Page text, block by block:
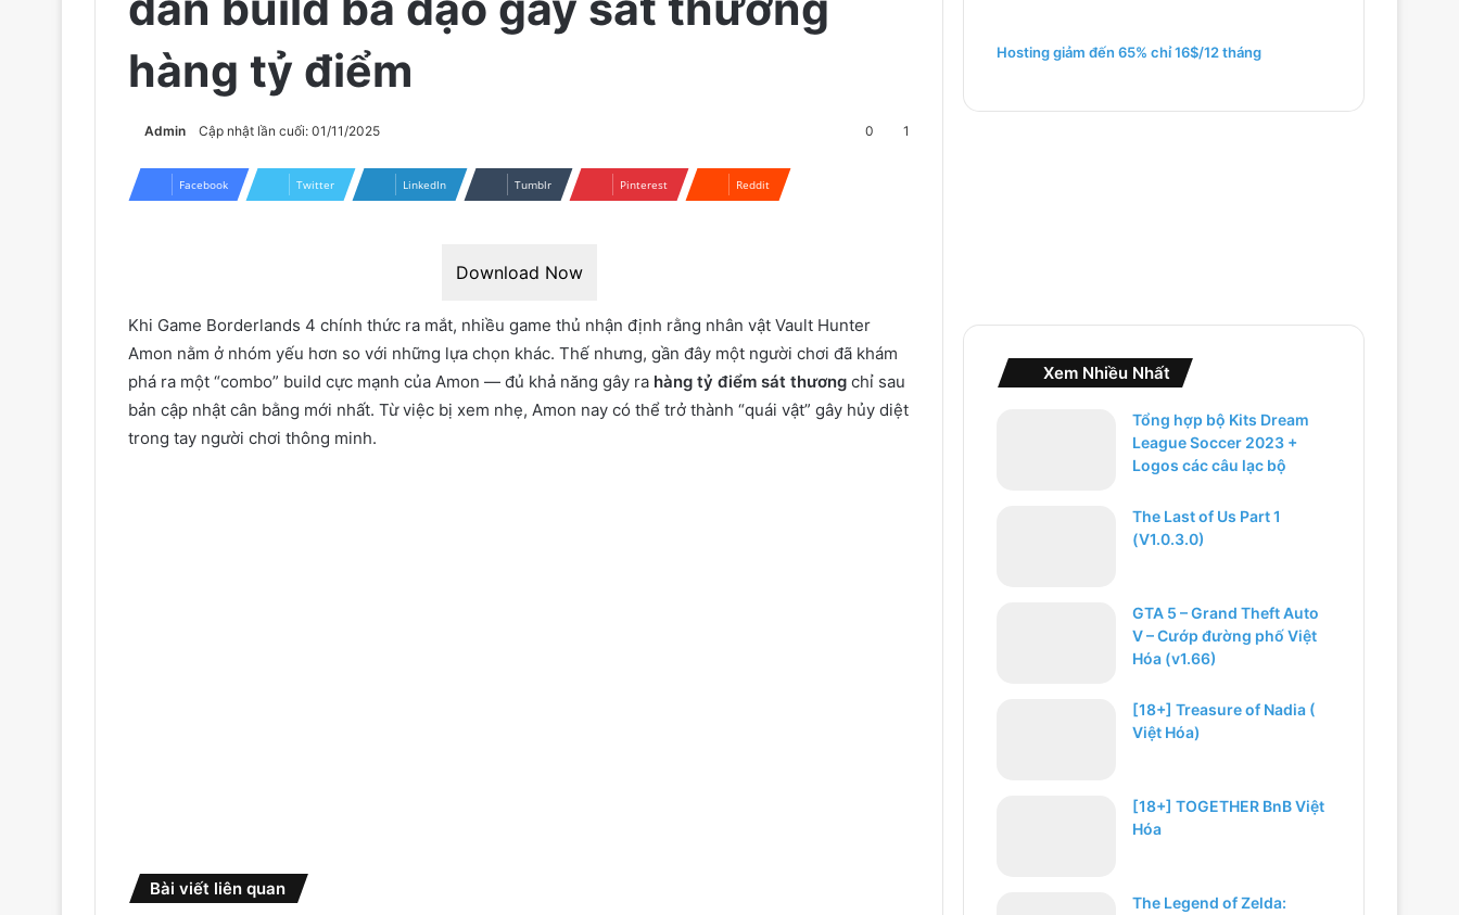
hàng tỷ điểm
Admin Cập nhật lần cuối: 01/11/2025 0 1
Facebook Twitter LinkedIn Tumblr Pinterest Reddit
Download Now
Khi Game Borderlands 4 chính thức ra mắt, nhiều game thủ nhận định rằng nhân vật Vault Hunter
Amon nằm ở nhóm yếu hơn so với những lựa chọn khác. Thế nhưng, gần đây một người chơi đã khám
phá ra một “combo” build cực mạnh của Amon — đủ khả năng gây ra hàng tỷ điểm sát thương chỉ sau
bản cập nhật cân bằng mới nhất. Từ việc bị xem nhẹ, Amon nay có thể trở thành “quái vật” gây hủy diệt
trong tay người chơi thông minh.
Bài viết liên quan
h
Hosting giảm đến 65% chỉ 16$/12 tháng
Xem Nhiều Nhất
Tổng hợp bộ Kits Dream
League Soccer 2023 +
Logos các câu lạc bộ
The Last of Us Part 1
(V1.0.3.0)
GTA 5 – Grand Theft Auto
V – Cướp đường phố Việt
Hóa (v1.66)
[18+] Treasure of Nadia (
Việt Hóa)
[18+] TOGETHER BnB Việt
Hóa
The Legend of Zelda: